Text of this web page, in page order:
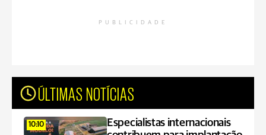
PUBLICIDADE
ÚLTIMAS NOTÍCIAS
10:10
Especialistas internacionais